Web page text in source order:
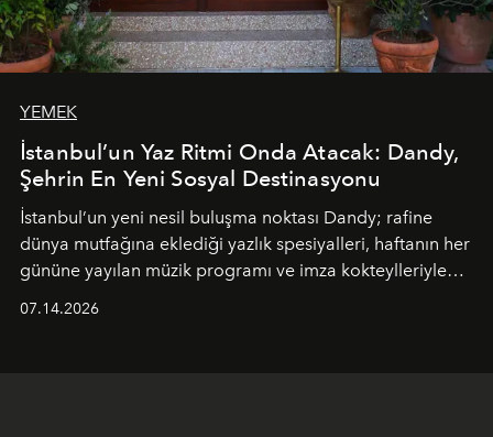
YEMEK
İstanbul’un Yaz Ritmi Onda Atacak: Dandy,
Şehrin En Yeni Sosyal Destinasyonu
İstanbul’un yeni nesil buluşma noktası Dandy; rafine
dünya mutfağına eklediği yazlık spesiyalleri, haftanın her
gününe yayılan müzik programı ve imza kokteylleriyle
07.14.2026